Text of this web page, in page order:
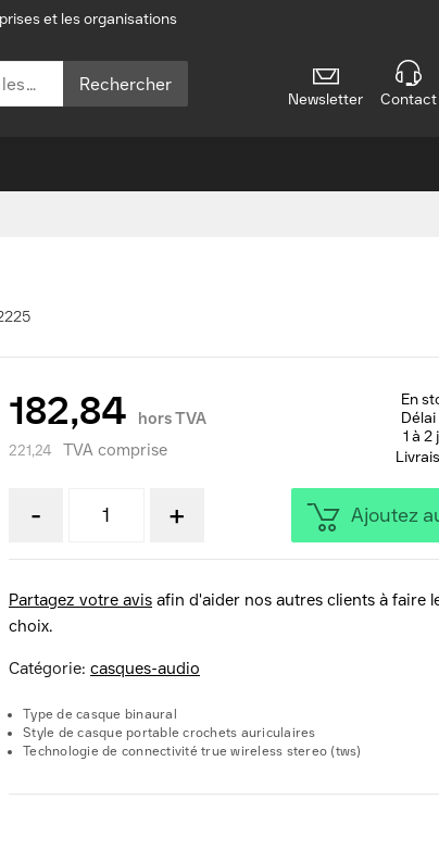
et les organisations
Rechercher
Newsletter Contact
182,84 hors TVA
221,24 TVA comprise
En
1 à
- + Ajoutez
Partagez votre avis afin d'aider nos autres clients à faire
choix.
Catégorie: casques-audio
Type de casque binaural
Style de casque portable crochets auriculaires
Technologie de connectivité true wireless stereo (tws)